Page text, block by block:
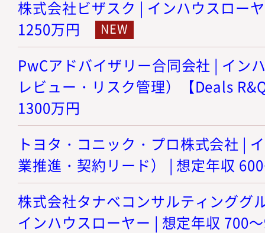
株式会社ビザスク | インハウスロー
1250万円
PwCアドバイザリー合同会社 | イン
レビュー・リスク管理）【Deals
1300万円
トヨタ・コニック・プロ株式会社 |
業推進・契約リード） | 想定年収
株式会社タナベコンサルティンググ
インハウスローヤー | 想定年収 700